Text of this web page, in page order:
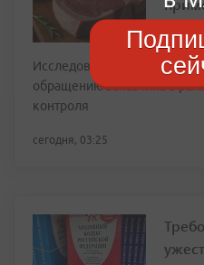
Исследования свиного
обращению заказчика в
контроля
сегодня, 03:25